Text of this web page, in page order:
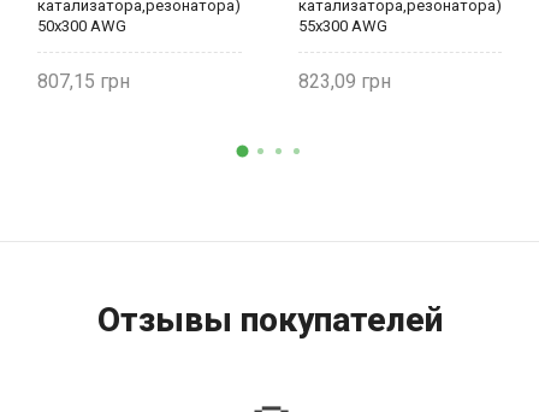
катализатора,резонатора)
50х300 AWG
807,15
катализатора,резонатора)
55х300 AWG
823,09
Отзывы покупателей